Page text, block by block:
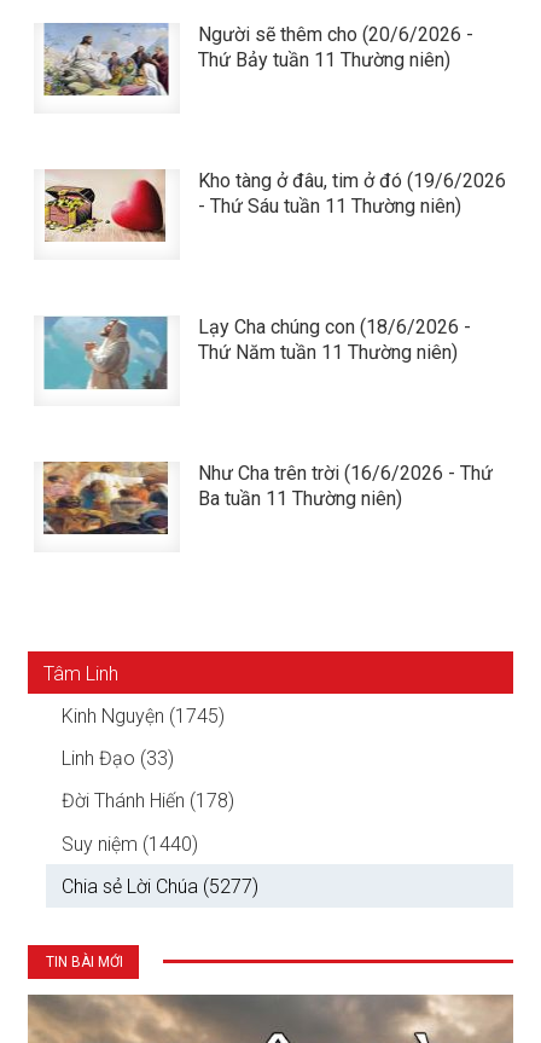
Người sẽ thêm cho (20/6/2026 -
Thứ Bảy tuần 11 Thường niên)
Kho tàng ở đâu, tim ở đó (19/6/2026
- Thứ Sáu tuần 11 Thường niên)
Lạy Cha chúng con (18/6/2026 -
Thứ Năm tuần 11 Thường niên)
Như Cha trên trời (16/6/2026 - Thứ
Ba tuần 11 Thường niên)
Tâm Linh
Kinh Nguyện (1745)
Linh Đạo (33)
Đời Thánh Hiến (178)
Suy niệm (1440)
Chia sẻ Lời Chúa (5277)
TIN BÀI MỚI